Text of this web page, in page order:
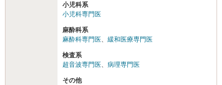
小児科系
小児科専門医
麻酔科系
麻酔科専門医
緩和医療専門医
検査系
超音波専門医
病理専門医
その他